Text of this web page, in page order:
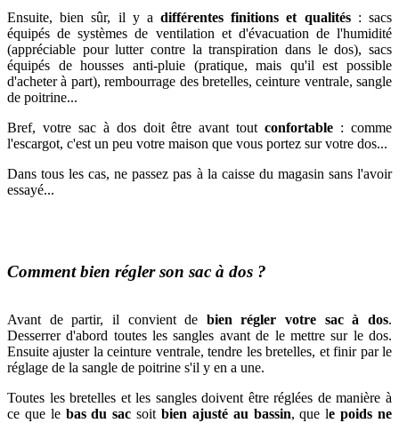
Ensuite, bien sûr, il y adifférentes finitions et qualités : sacs
équipés de systèmes de ventilation et d'évacuation de l'humidité
(appréciable pour lutter contre la transpiration dans le dos), sacs
équipés de housses anti-pluie (pratique, mais qu'il est possible
d'acheter à part), rembourrage des bretelles,ceinture ventrale, sangle
de poitrine...
Bref, votre sac à dos doit être avant toutconfortable : comme
l'escargot, c'est un peu votre maison que vous portez sur votre dos...
Dans tous les cas, ne passez pas à la caisse du magasin sans l'avoir
essayé...
Comment bien régler son sac à dos ?
Avant de partir, il convient de bien régler votre sac à dos.
Desserrer d'abord toutes les sangles avant de le mettre sur ledos.
Ensuiteajuster la ceinture ventrale, tendre les bretelles, et finir par le
réglage de la sangle de poitrine s'il y en a une.
Toutes les bretelles et les sangles doivent être réglées de manière à
ce que le bas du sac soitbien ajusté au bassin, que le poids ne